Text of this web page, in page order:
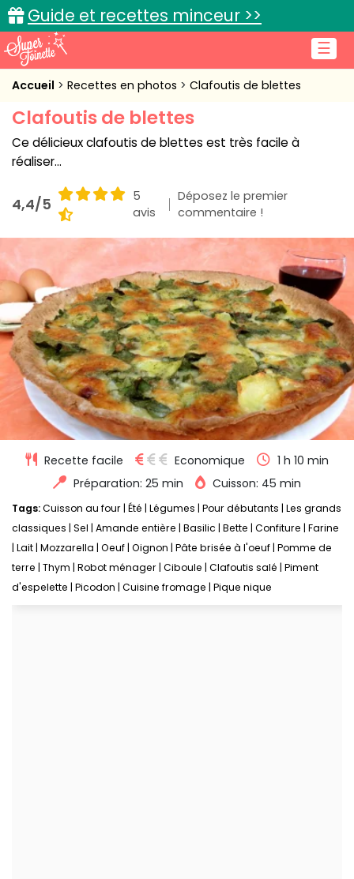
☰
Guide et recettes minceur >>
Accueil
Recettes de cuisine
Cuisine pratique
L'actu cuisine
Connexion
Accueil Recettes en photos Clafoutis de blettes
Clafoutis de blettes
Ce délicieux clafoutis de blettes est très facile à
réaliser...
4,4/5
5
avis
Déposez le premier
commentaire !
Recette facile Economique
1 h 10 min
Préparation: 25 min
Cuisson: 45 min
Tags:Cuisson au four Été Légumes Pour débutants Les grands
classiques Sel Amande entière Basilic Bette Confiture Farine
Lait Mozzarella Oeuf Oignon Pâte brisée à l'oeuf Pomme de
terre Thym Robot ménager Ciboule Clafoutis salé Piment
d'espelette Picodon Cuisine fromage Pique nique